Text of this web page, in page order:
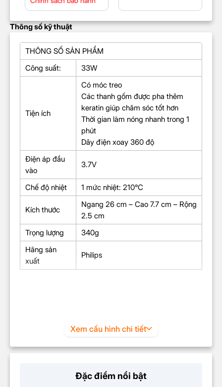
Thông số kỹ thuật
THÔNG SỐ SẢN PHẨM
Công suất:
33W
Tiện ích
Có móc treo
Các thanh gốm được pha thêm
keratin giúp chăm sóc tốt hơn
Thời gian làm nóng nhanh trong 1
phút
Dây điện xoay 360 độ
Điện áp đầu
vào
3.7V
Chế độ nhiệt 1 mức nhiệt: 210°C
Kích thước
Ngang 26 cm – Cao 7.7 cm – Rộng
2.5 cm
Trọng lượng
340g
Hãng sản
xuất
Philips
Xem cấu hình chi tiết
Đặc điểm nổi bật